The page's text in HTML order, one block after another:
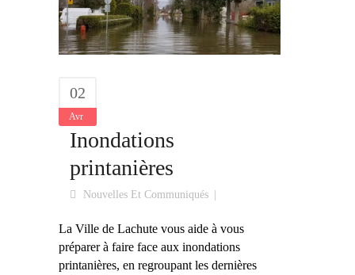
02
Avr
Inondations
printanières
Nouvelles Et Communiqués
La Ville de Lachute vous aide à vous
préparer à faire face aux inondations
printanières, en regroupant les dernières